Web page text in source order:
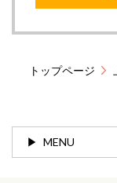
トップページ
MENU